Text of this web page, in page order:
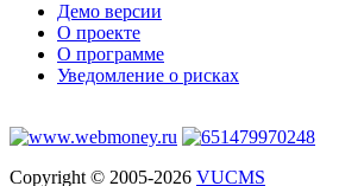
Демо версии
О проекте
О программе
Уведомление о рисках
Copyright © 2005-2026 VUCMS